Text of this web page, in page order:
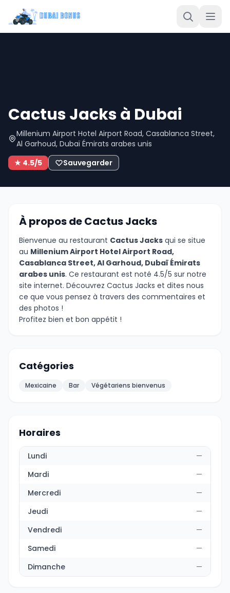
Cactus Jacks à Dubai
Millenium Airport Hotel Airport Road, Casablanca Street,
Al Garhoud, Dubaï Émirats arabes unis
★ 4.5/5
Sauvegarder
À propos de Cactus Jacks
Bienvenue au restaurant Cactus Jacks qui se situe
au Millenium Airport Hotel Airport Road,
Casablanca Street, Al Garhoud, Dubaï Émirats
arabes unis. Ce restaurant est noté 4.5/5 sur notre
site internet. Découvrez Cactus Jacks et dites nous
ce que vous pensez à travers des commentaires et
des photos !
Profitez bien et bon appétit !
Catégories
Mexicaine Bar Végétariens bienvenus
Horaires
Lundi
—
Mardi
—
Mercredi
—
Jeudi
—
Vendredi
—
Samedi
—
Dimanche
—